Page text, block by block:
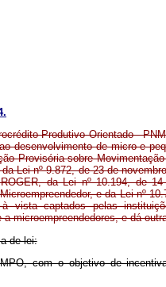
Produtivo Orientado -
desenvolvimento de micro e
Provisória sobre
Lei nº 9.872, de 23 de
da Lei nº 10.194, de
e da Lei nº
vista captados pelas
microempreendedores, e dá
de lei:
com o objetivo de